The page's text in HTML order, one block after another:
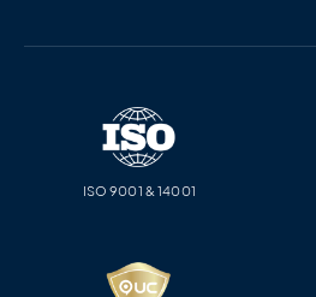
ISO 9001 & 14001